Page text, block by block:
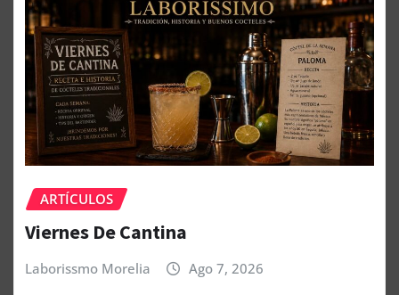
ARTÍCULOS
Viernes De Cantina
Laborissmo Morelia Ago 7, 2026